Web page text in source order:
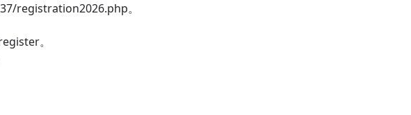
registration2026.php。
。